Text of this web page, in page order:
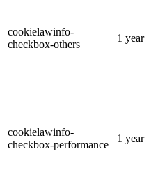
cookielawinfo-
checkbox-others
1 year
cookielawinfo-
checkbox-performance
1 year